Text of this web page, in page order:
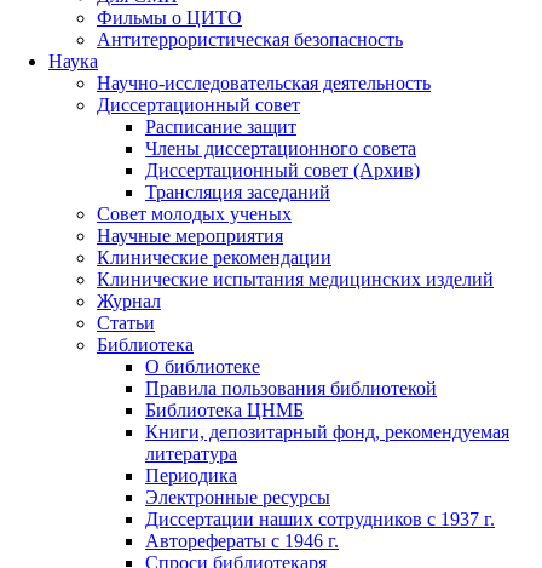
Фильмы о ЦИТО
Антитеррористическая безопасность
Наука
Научно-исследовательская деятельность
Диссертационный совет
Расписание защит
Члены диссертационного совета
Диссертационный совет (Архив)
Трансляция заседаний
Совет молодых ученых
Научные мероприятия
Клинические рекомендации
Клинические испытания медицинских изделий
Журнал
Статьи
Библиотека
О библиотеке
Правила пользования библиотекой
Библиотека ЦНМБ
Книги, депозитарный фонд, рекомендуемая
литература
Периодика
Электронные ресурсы
Диссертации наших сотрудников с 1937 г.
Авторефераты с 1946 г.
Спроси библиотекаря